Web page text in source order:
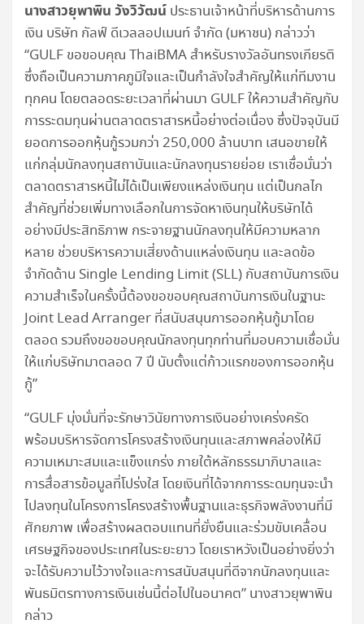
นางสาวยุพาพิน วังวิวัฒน์ ประธานเจ้าหน้าที่บริหารด้านการ
เงิน บริษัท กัลฟ์ ดีเวลลอปเมนท์ จำกัด (มหาชน) กล่าวว่า
“GULF ขอขอบคุณ ThaiBMA สำหรับรางวัลอันทรงเกียรติ
ซึ่งถือเป็นความภาคภูมิใจและเป็นกำลังใจสำคัญให้แก่ทีมงาน
ทุกคน โดยตลอดระยะเวลาที่ผ่านมา GULF ให้ความสำคัญกับ
การระดมทุนผ่านตลาดตราสารหนี้อย่างต่อเนื่อง ซึ่งปัจจุบันมี
ยอดการออกหุ้นกู้รวมกว่า 250,000 ล้านบาท เสนอขายให้
แก่กลุ่มนักลงทุนสถาบันและนักลงทุนรายย่อย เราเชื่อมั่นว่า
ตลาดตราสารหนี้ไม่ได้เป็นเพียงแหล่งเงินทุน แต่เป็นกลไก
สำคัญที่ช่วยเพิ่มทางเลือกในการจัดหาเงินทุนให้บริษัทได้
อย่างมีประสิทธิภาพ กระจายฐานนักลงทุนให้มีความหลาก
หลาย ช่วยบริหารความเสี่ยงด้านแหล่งเงินทุน และลดข้อ
จำกัดด้าน Single Lending Limit (SLL) กับสถาบันการเงิน
ความสำเร็จในครั้งนี้ต้องขอขอบคุณสถาบันการเงินในฐานะ
Joint Lead Arranger ที่สนับสนุนการออกหุ้นกู้มาโดย
ตลอด รวมถึงขอขอบคุณนักลงทุนทุกท่านที่มอบความเชื่อมั่น
ให้แก่บริษัทมาตลอด 7 ปี นับตั้งแต่ก้าวแรกของการออกหุ้น
กู้”
“GULF มุ่งมั่นที่จะรักษาวินัยทางการเงินอย่างเคร่งครัด
พร้อมบริหารจัดการโครงสร้างเงินทุนและสภาพคล่องให้มี
ความเหมาะสมและแข็งแกร่ง ภายใต้หลักธรรมาภิบาลและ
การสื่อสารข้อมูลที่โปร่งใส โดยเงินที่ได้จากการระดมทุนจะนำ
ไปลงทุนในโครงการโครงสร้างพื้นฐานและธุรกิจพลังงานที่มี
ศักยภาพ เพื่อสร้างผลตอบแทนที่ยั่งยืนและร่วมขับเคลื่อน
เศรษฐกิจของประเทศในระยะยาว โดยเราหวังเป็นอย่างยิ่งว่า
จะได้รับความไว้วางใจและการสนับสนุนที่ดีจากนักลงทุนและ
พันธมิตรทางการเงินเช่นนี้ต่อไปในอนาคต” นางสาวยุพาพิน
กล่าว